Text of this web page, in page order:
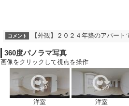
コメント 【外観】２０２４年築のアパート
360度パノラマ写真
画像をクリックして視点を操作
洋室 洋室